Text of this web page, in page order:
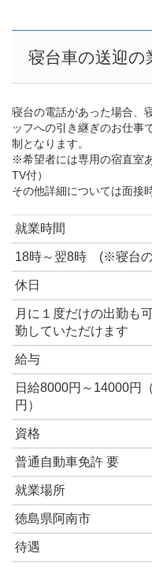
寝台車の送迎の
寝台の電話があった場合、
ッフへの引き継ぎのお仕事
制となります。
※希望者には専用の宿直室
TV付）
その他詳細については面接
就業時間
18時～翌8時 (※寝台の
休日
月に１度だけの出勤も
勤していただけます
給与
日給8000円～14000円
円）
資格
普通自動車免許 要
就業場所
徳島県阿南市
待遇